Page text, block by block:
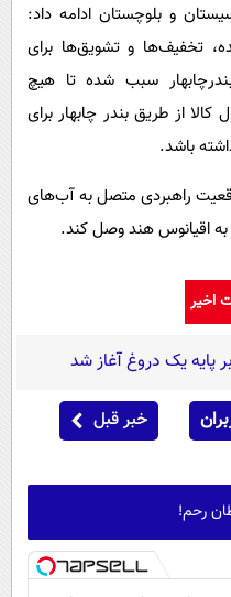
و بلوچستان ادامه داد:
تخفیف‌ها و تشویق‌ها برای
سبب شده تا هیچ
کالا از طریق بندر چابهار برای
باشد.
راهبردی متصل به آب‌های
به اقیانوس هند وصل کند.
اخیر
پایه یک دروغ آغاز شد
خبر قبل
رحم!